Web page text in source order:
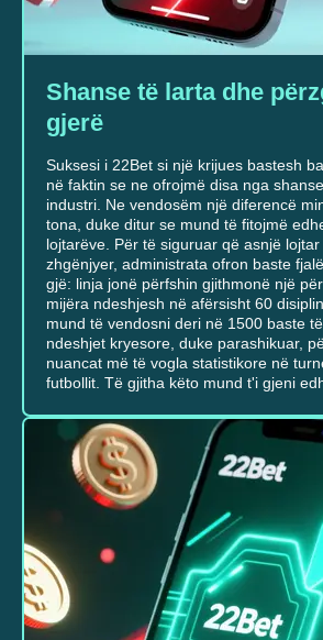
Shanse të larta dhe
gjerë
Suksesi i 22Bet si një krijues bastesh
në faktin se ne ofrojmë disa nga
industri. Ne vendosëm një diferencë
tona, duke ditur se mund të fitojmë
lojtarëve. Për të siguruar që asnjë
zhgënjyer, administrata ofron baste
gjë: linja jonë përfshin gjithmonë një
mijëra ndeshjesh në afërsisht 60
mund të vendosni deri në 1500 baste
ndeshjet kryesore, duke parashikuar,
nuancat më të vogla statistikore në
futbollit. Të gjitha këto mund t'i gjeni